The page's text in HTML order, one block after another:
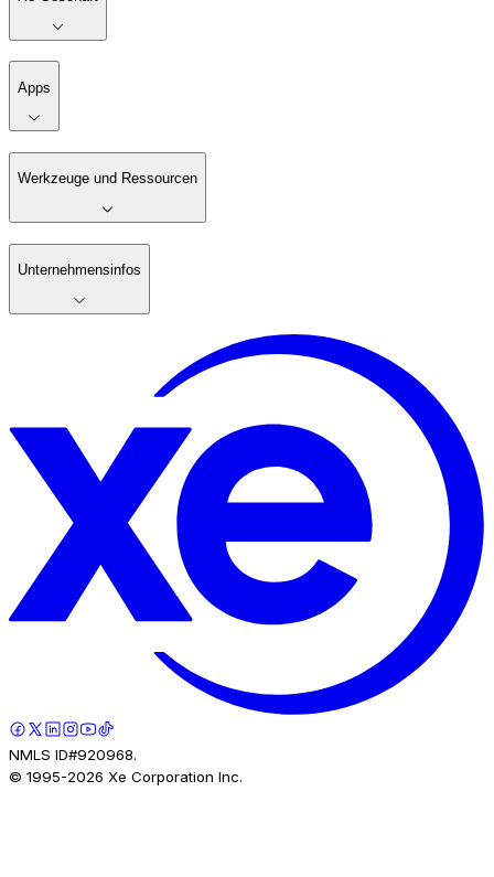
Apps
Werkzeuge und Ressourcen
Unternehmensinfos
NMLS ID#920968.
© 1995-2026 Xe Corporation Inc.